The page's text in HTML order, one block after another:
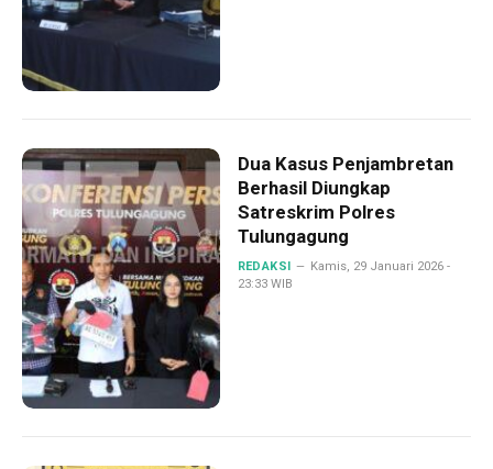
Dua Kasus Penjambretan
Berhasil Diungkap
Satreskrim Polres
Tulungagung
REDAKSI
Kamis, 29 Januari 2026 -
23:33 WIB